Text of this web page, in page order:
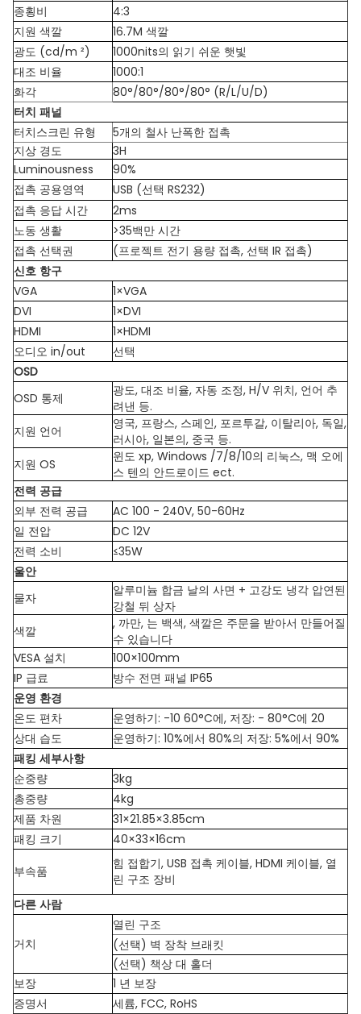
종횡비
4:3
지원 색깔
16.7M 색깔
광도 (cd/m ²)
1000nits의 읽기 쉬운 햇빛
대조 비율
1000:1
화각
80°/80°/80°/80° (R/L/U/D)
터치 패널
터치스크린 유형
5개의 철사 난폭한 접촉
지상 경도
3H
Luminousness
90%
접촉 공용영역
USB (선택 RS232)
접촉 응답 시간
2ms
노동 생활
>35백만 시간
접촉 선택권
(프로젝트 전기 용량 접촉, 선택 IR 접촉)
신호 항구
VGA
1×VGA
DVI
1×DVI
HDMI
1×HDMI
오디오 in/out
선택
OSD
OSD 통제
광도, 대조 비율, 자동 조정, H/V 위치, 언어 추
려낸 등.
지원 언어
영국, 프랑스, 스페인, 포르투갈, 이탈리아, 독일,
러시아, 일본의, 중국 등.
지원 OS
윈도 xp, Windows /7/8/10의 리눅스, 맥 오에
스 텐의 안드로이드 ect.
전력 공급
외부 전력 공급
AC 100 - 240V, 50-60Hz
일 전압
DC 12V
전력 소비
≤35W
울안
물자
알루미늄 합금 날의 사면 + 고강도 냉각 압연된
강철 뒤 상자
색깔
, 까만, 는 백색, 색깔은 주문을 받아서 만들어질
수 있습니다
VESA 설치
100×100mm
IP 급료
방수 전면 패널 IP65
운영 환경
온도 편차
운영하기: -10 60°C에, 저장: - 80°C에 20
상대 습도
운영하기: 10%에서 80%의 저장: 5%에서 90%
패킹 세부사항
순중량
3kg
총중량
4kg
제품 차원
31×21.85×3.85cm
패킹 크기
40×33×16cm
부속품
힘 접합기, USB 접촉 케이블, HDMI 케이블, 열
린 구조 장비
다른 사람
거치
열린 구조
(선택) 벽 장착 브래킷
(선택) 책상 대 홀더
보장
1 년 보장
증명서
세륨, FCC, RoHS